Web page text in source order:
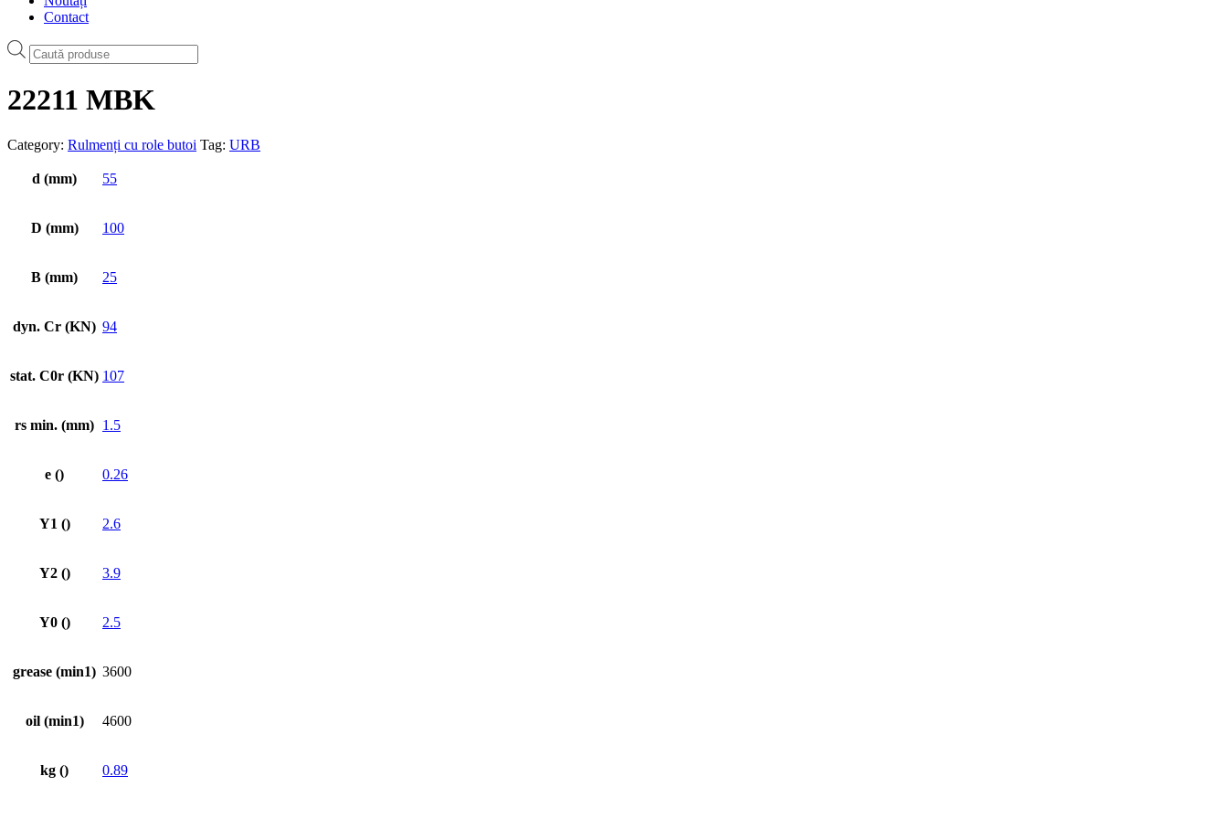
Contact
Products
search
22211 MBK
Category: Rulmenți cu role butoi Tag: URB
d (mm) 55
D (mm) 100
B (mm) 25
dyn. Cr (KN) 94
stat. C0r (KN) 107
rs min. (mm) 1.5
e () 0.26
Y1 () 2.6
Y2 () 3.9
Y0 () 2.5
grease (min1) 3600
oil (min1) 4600
kg () 0.89